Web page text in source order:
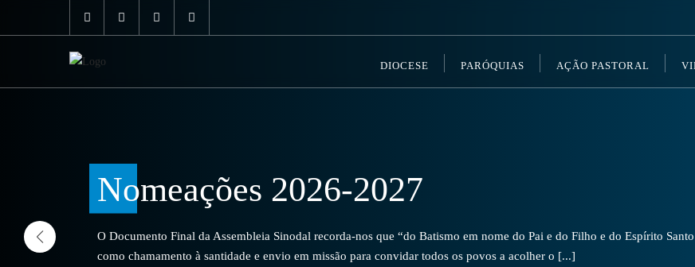
DIOCESE PARÓQUIAS AÇÃO PASTORAL
Nomeações 2026-2027
O Documento Final da Assembleia Sinodal recorda-nos que “do Batismo em nome do Pai e do Filho e do Espírito
como chamamento à santidade e envio em missão para convidar todos os povos a acolher o [...]